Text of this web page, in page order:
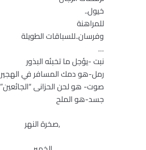
خيول..
للمراهنة
وفرسان..للسباقات الطويلة
…
نبت -يؤجل ما تخبئه البذور
رمل-هو دمك المسافر في الهجير
صوت- هو لحن الحزانى “الجائعين”
جسد-هو الملح
,صخرة النهر